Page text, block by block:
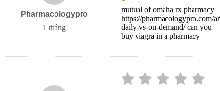
Pharmacologypro
1 tháng
mutual of omaha rx pharmacy
https://pharmacologypro.com/
daily-vs-on-demand/ can you
buy viagra in a pharmacy